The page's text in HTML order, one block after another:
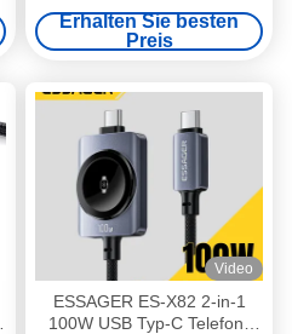
Magnetkabel 3A
Erhalten Sie besten
Preis
Video
ESSAGER ES-X82 2-in-1
100W USB Typ-C Telefon-